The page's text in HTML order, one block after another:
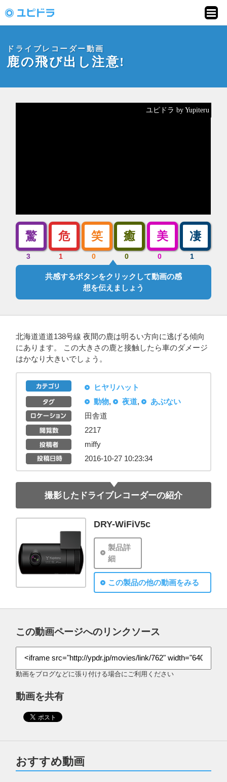
ピドラ」
ドライブレコーダー動画
鹿の飛び出し注意!
ユピドラ by Yupiteru
驚
3
危
1
笑
0
癒
0
美
0
凄
1
共感するボタンをクリックして動画の感
想を伝えましょう
北海道道道138号線 夜間の鹿は明るい方向に逃げる傾向
にあります。 この大きさの鹿と接触したら車のダメージ
はかなり大きいでしょう。
ヒヤリハット
動物, 夜道,
あぶない
田舎道
2217
miffy
2016-10-27 10:23:34
撮影したドライブレコーダーの紹介
DRY-WiFiV5c
製品詳
細
この製品の他の動画をみる
この動画ページへのリンクソース
動画をブログなどに張り付ける場合にご利用ください
動画を共有
おすすめ動画